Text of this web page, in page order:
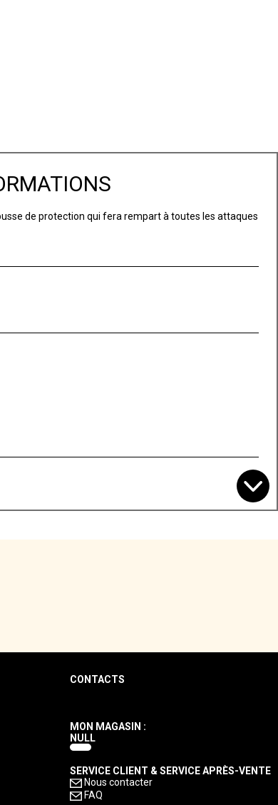
de protection qui fera rempart à toutes les attaques
CONTACTS
MON MAGASIN :
NULL
SERVICE CLIENT & SERVICE APRÈS-VENTE
Nous contacter
FAQ